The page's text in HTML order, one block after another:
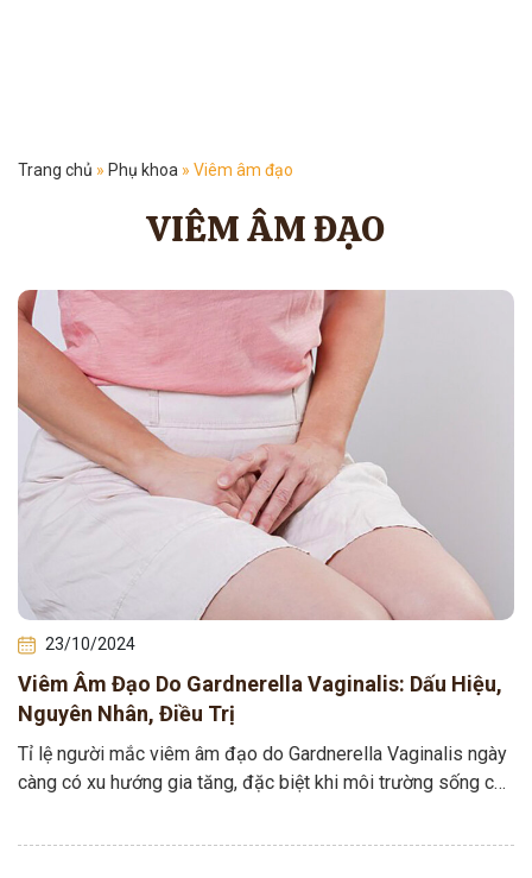
Trang chủ » Phụ khoa » Viêm âm đạo
VIÊM ÂM ĐẠO
23/10/2024
Viêm Âm Đạo Do Gardnerella Vaginalis: Dấu Hiệu,
Nguyên Nhân, Điều Trị
Tỉ lệ người mắc viêm âm đạo do Gardnerella Vaginalis ngày
càng có xu hướng gia tăng, đặc biệt khi môi trường sống con